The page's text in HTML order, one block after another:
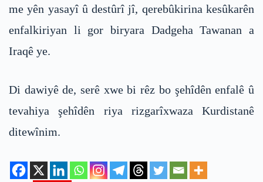
me yên yasayî û destûrî jî, qerebûkirina kesûkarên
enfalkiriyan li gor biryara Dadgeha Tawanan a
Iraqê ye.
Di dawiyê de, serê xwe bi rêz bo şehîdên enfalê û
tevahiya şehîdên riya rizgarîxwaza Kurdistanê
ditewînim.